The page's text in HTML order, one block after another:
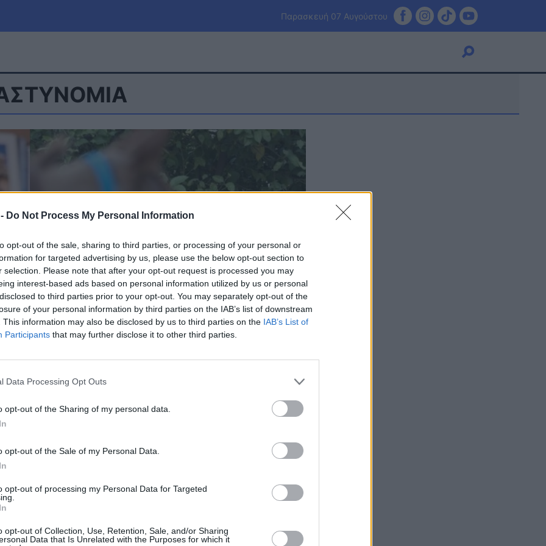
Do Not Process My Personal Information
opt-out of the sale, sharing to third parties, or processing of your personal or
for targeted advertising by us, please use the below opt-out section to
selection. Please note that after your opt-out request is processed you may
interest-based ads based on personal information utilized by us or personal
to third parties prior to your opt-out. You may separately opt-out of the
of your personal information by third parties on the IAB’s list of downstream
This information may also be disclosed by us to third parties on the IAB’s List of
Participants that may further disclose it to other third parties.
Data Processing Opt Outs
opt-out of the Sharing of my personal data.
opt-out of the Sale of my Personal Data.
opt-out of processing my Personal Data for Targeted
opt-out of Collection, Use, Retention, Sale, and/or Sharing
Data that Is Unrelated with the Purposes for which it
Παρασκευή 07 Αυγούστου
Πολιτική
ΕΣΠΑ
Αθλητικά
Πίστη
ΣΚΑΪ: «Με αυτή τη ζέστη ίσως
πρώτη του συνέντευξη σε ελληνικό ΜΜΕ
Ιουνίου στο κεντρικό δελτίο ειδήσεων του ΣΚΑΪ